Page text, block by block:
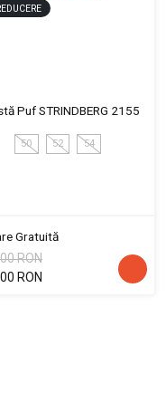
Puf STRINDBERG 2155
50 52 54
Gratuită
RON
RON